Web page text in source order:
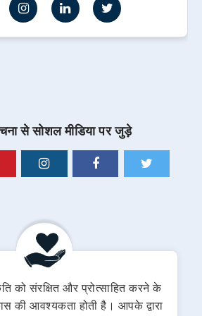
से सोशल मीडिया पर जुड़े
को संरक्षित और प्रोत्साहित करने के
की आवश्यकता होती है। आपके द्वारा